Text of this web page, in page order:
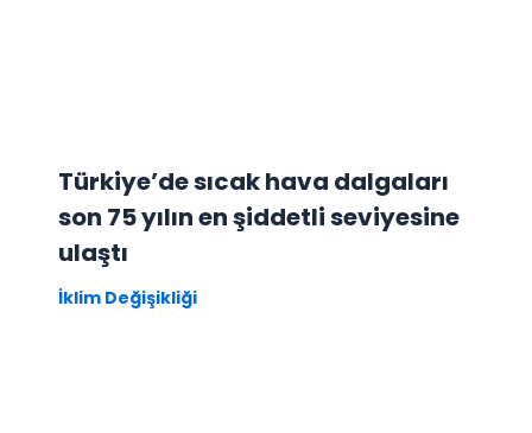
Türkiye’de sıcak hava dalgaları
son 75 yılın en şiddetli seviyesine
ulaştı
İklim Değişikliği